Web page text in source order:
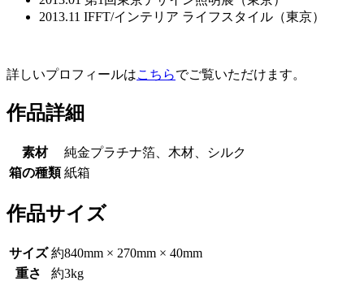
2013.11 IFFT/インテリア ライフスタイル（東京）
詳しいプロフィールはこちらでご覧いただけます。
作品詳細
素材
純金プラチナ箔、木材、シルク
箱の種類 紙箱
作品サイズ
サイズ 約840mm × 270mm × 40mm
重さ
約3kg